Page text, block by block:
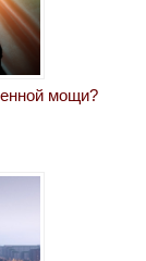
мощи?